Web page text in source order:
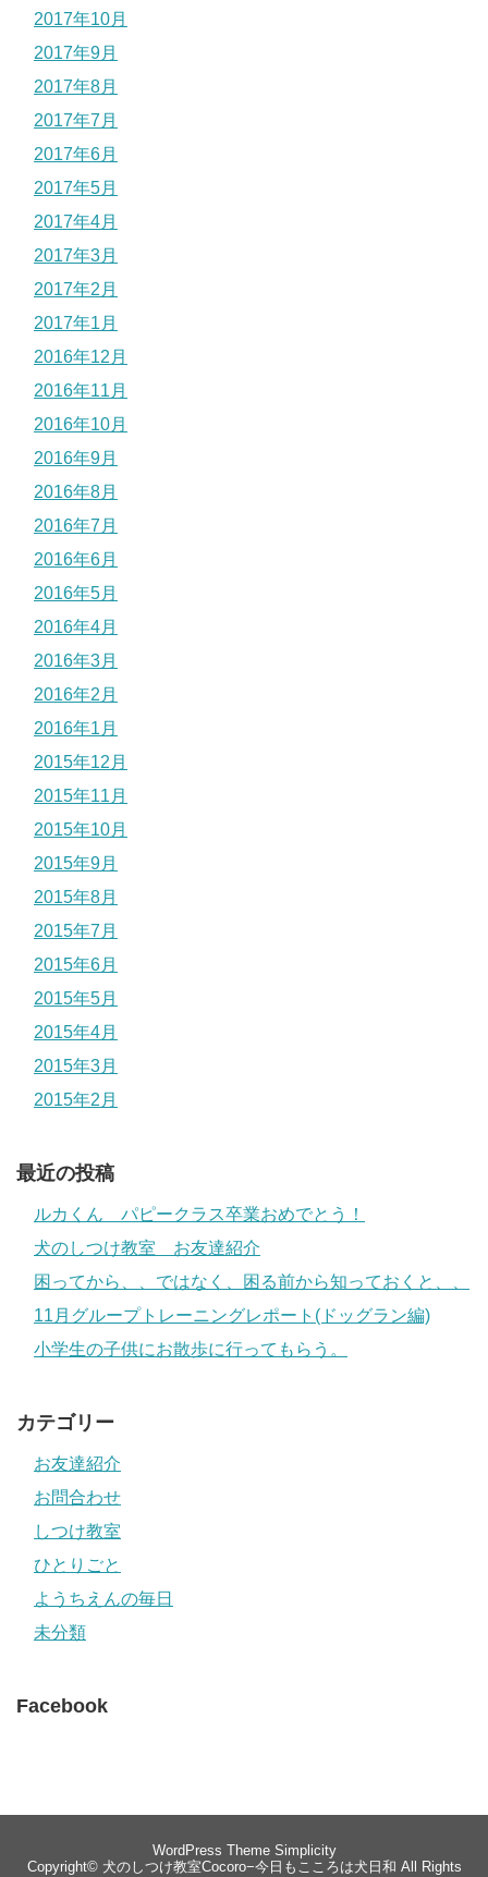
2017年10月
2017年9月
2017年8月
2017年7月
2017年6月
2017年5月
2017年4月
2017年3月
2017年2月
2017年1月
2016年12月
2016年11月
2016年10月
2016年9月
2016年8月
2016年7月
2016年6月
2016年5月
2016年4月
2016年3月
2016年2月
2016年1月
2015年12月
2015年11月
2015年10月
2015年9月
2015年8月
2015年7月
2015年6月
2015年5月
2015年4月
2015年3月
2015年2月
最近の投稿
ルカくん パピークラス卒業おめでとう！
犬のしつけ教室 お友達紹介
困ってから、、ではなく、困る前から知っておくと、、
11月グループトレーニングレポート(ドッグラン編)
小学生の子供にお散歩に行ってもらう。
カテゴリー
お友達紹介
お問合わせ
しつけ教室
ひとりごと
ようちえんの毎日
未分類
Facebook
WordPress Theme Simplicity
Copyright© 犬のしつけ教室Cocoro−今日もこころは犬日和 All Rights